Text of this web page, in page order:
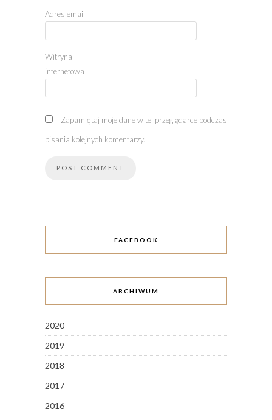
Adres email
Witryna
internetowa
Zapamiętaj moje dane w tej przeglądarce podczas
pisania kolejnych komentarzy.
FACEBOOK
ARCHIWUM
2020
2019
2018
2017
2016